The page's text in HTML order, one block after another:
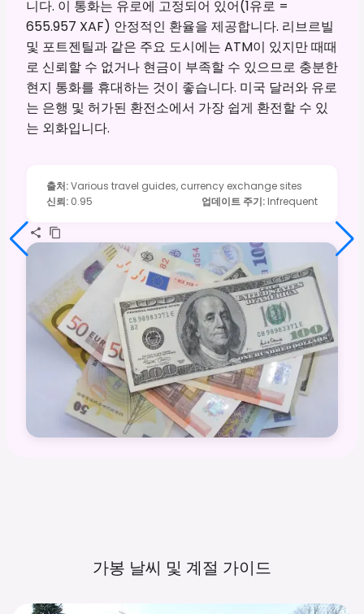
니다. 이 통화는 유로에 고정되어 있어(1유로 =
655.957 XAF) 안정적인 환율을 제공합니다. 리브르빌
및 포트젠틸과 같은 주요 도시에는 ATM이 있지만 때때
로 신뢰할 수 없거나 현금이 부족할 수 있으므로 충분한
현지 통화를 휴대하는 것이 좋습니다. 미국 달러와 유로
는 은행 및 허가된 환전소에서 가장 쉽게 환전할 수 있
는 외화입니다.
출처:Various travel guides, currency exchange sites
신뢰: 0.95 업데이트 주기: Infrequent
가봉 날씨 및 계절 가이드